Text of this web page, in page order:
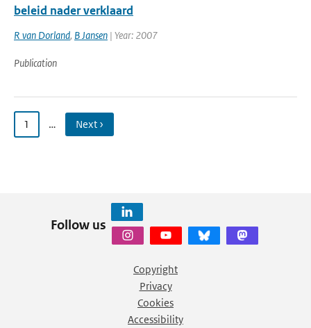
beleid nader verklaard
R van Dorland, B Jansen | Year: 2007
Publication
1 … Next ›
Follow us
Copyright
Privacy
Cookies
Accessibility